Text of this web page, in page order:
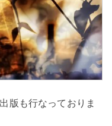
版も行なっておりま